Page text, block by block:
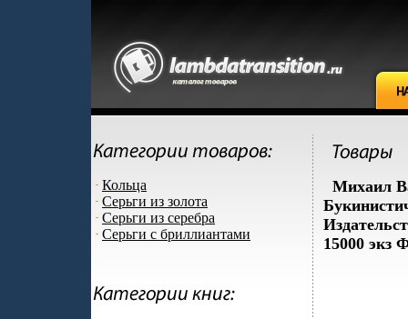
Кольца
Серьги из золота
Серьги из серебра
Серьги с бриллиантами
Михаил
15000 экз